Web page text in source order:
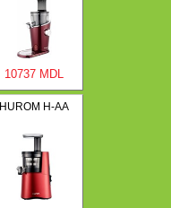
10737 MDL
HUROM H-AA